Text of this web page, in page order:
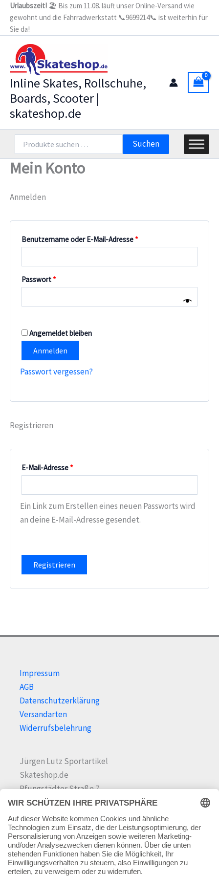
Zum
Inhalt
springen
Urlaubszeit! 🏖️ Bis zum 11.08. läuft unser Online-Versand wie
gewohnt und die Fahrradwerkstatt 📞9699214📞 ist weiterhin für
Sie da!
Inline Skates, Rollschuhe,
Boards, Scooter |
skateshop.de
nach:
Suchen
Mein Konto
Anmelden
Benutzername oder E-Mail-Adresse *Erforderlich
Passwort *Erforderlich
Angemeldet bleiben
Anmelden
Passwort vergessen?
Registrieren
E-Mail-Adresse *Erforderlich
Ein Link zum Erstellen eines neuen Passworts wird
an deine E-Mail-Adresse gesendet.
Registrieren
Impressum
AGB
Datenschutzerklärung
Versandarten
Widerrufsbelehrung
Jürgen Lutz Sportartikel
Skateshop.de
Pfungstädter Straße 7
64342 Seeheim-Jugenheim
Tel.06257 868181
Mail:info@skateshop.de
Warenkorb